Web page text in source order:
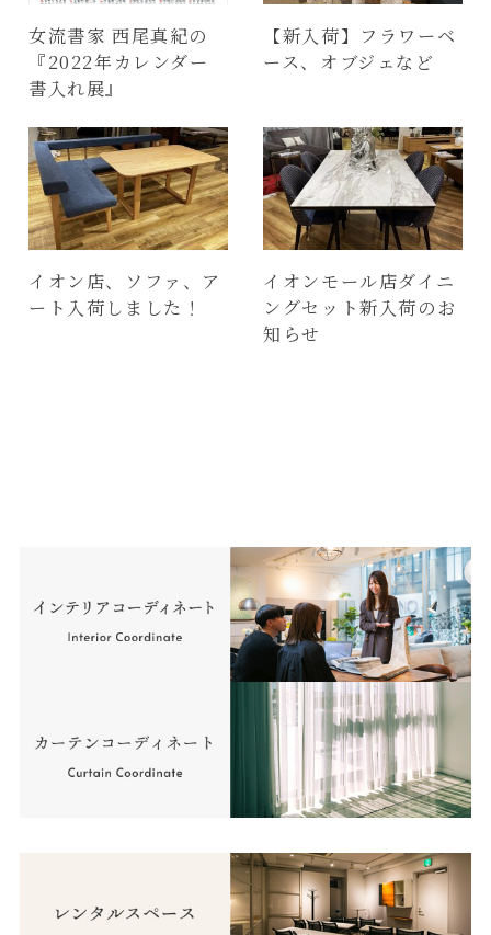
女流書家 西尾真紀の
『2022年カレンダー
書入れ展』
【新入荷】フラワーベ
ース、オブジェなど
イオン店、ソファ、ア
ート入荷しました！
イオンモール店ダイニ
ングセット新入荷のお
知らせ